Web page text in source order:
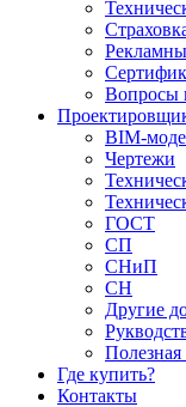
Вопросы
BIM-
Чертежи
ГОСТ
СП
СНиП
СН
Другие
Где купить?
Контакты